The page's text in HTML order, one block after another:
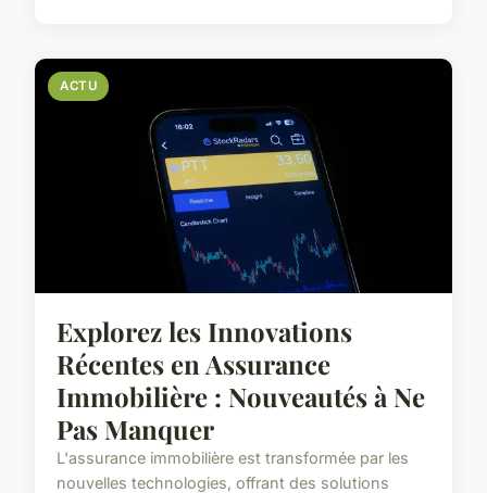
ACTU
Explorez les Innovations
Récentes en Assurance
Immobilière : Nouveautés à Ne
Pas Manquer
L'assurance immobilière est transformée par les
nouvelles technologies, offrant des solutions